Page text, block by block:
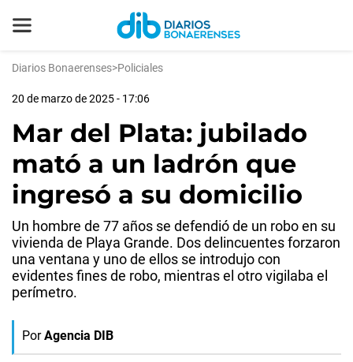
Diarios Bonaerenses>Policiales
20 de marzo de 2025 - 17:06
Mar del Plata: jubilado
mató a un ladrón que
ingresó a su domicilio
Un hombre de 77 años se defendió de un robo en su
vivienda de Playa Grande. Dos delincuentes forzaron
una ventana y uno de ellos se introdujo con
evidentes fines de robo, mientras el otro vigilaba el
perímetro.
Por Agencia DIB